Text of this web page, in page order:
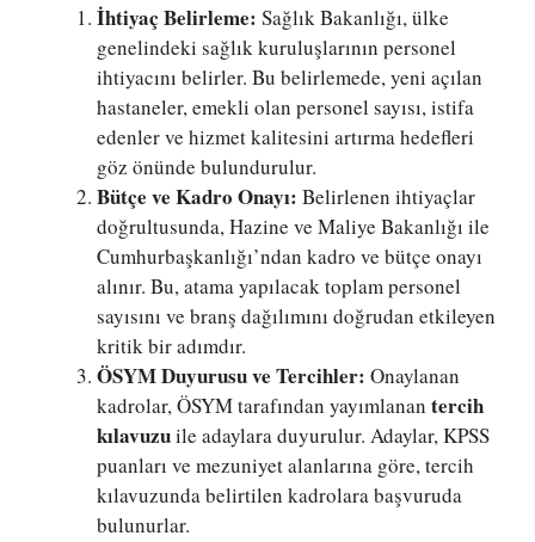
İhtiyaç Belirleme: Sağlık Bakanlığı, ülke
genelindeki sağlık kuruluşlarının personel
ihtiyacını belirler. Bu belirlemede, yeni açılan
hastaneler, emekli olan personel sayısı, istifa
edenler ve hizmet kalitesini artırma hedefleri
göz önünde bulundurulur.
Bütçe ve Kadro Onayı: Belirlenen ihtiyaçlar
doğrultusunda, Hazine ve Maliye Bakanlığı ile
Cumhurbaşkanlığı’ndan kadro ve bütçe onayı
alınır. Bu, atama yapılacak toplam personel
sayısını ve branş dağılımını doğrudan etkileyen
kritik bir adımdır.
ÖSYM Duyurusu ve Tercihler: Onaylanan
kadrolar, ÖSYM tarafından yayımlanan tercih
kılavuzuile adaylara duyurulur. Adaylar, KPSS
puanları ve mezuniyet alanlarına göre, tercih
kılavuzunda belirtilen kadrolara başvuruda
bulunurlar.